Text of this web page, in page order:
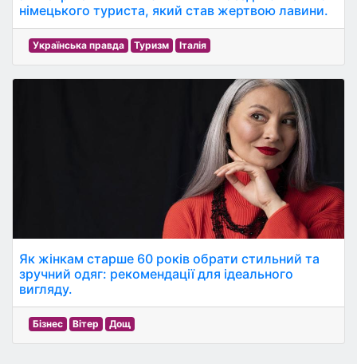
німецького туриста, який став жертвою лавини.
Українська правда Туризм Італія
Як жінкам старше 60 років обрати стильний та
зручний одяг: рекомендації для ідеального
вигляду.
Бізнес Вітер Дощ